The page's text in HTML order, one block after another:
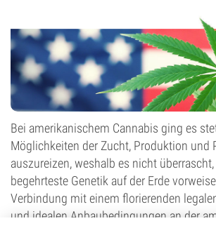
Bei amerikanischem Cannabis ging es
Möglichkeiten der Zucht, Produktion und
auszureizen, weshalb es nicht
begehrteste Genetik auf der Erde
Verbindung mit einem florierenden
und idealen Anbaubedingungen an der